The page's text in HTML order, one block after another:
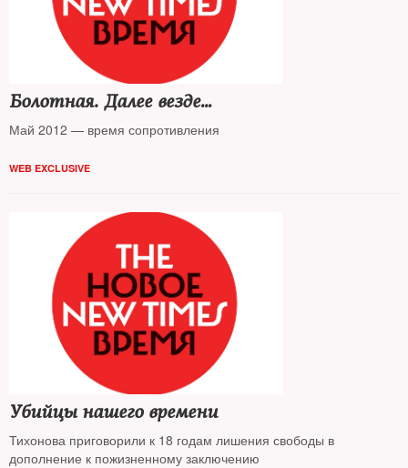
Болотная. Далее везде…
Май 2012 — время сопротивления
WEB EXCLUSIVE
Убийцы нашего времени
Тихонова приговорили к 18 годам лишения свободы в
дополнение к пожизненному заключению